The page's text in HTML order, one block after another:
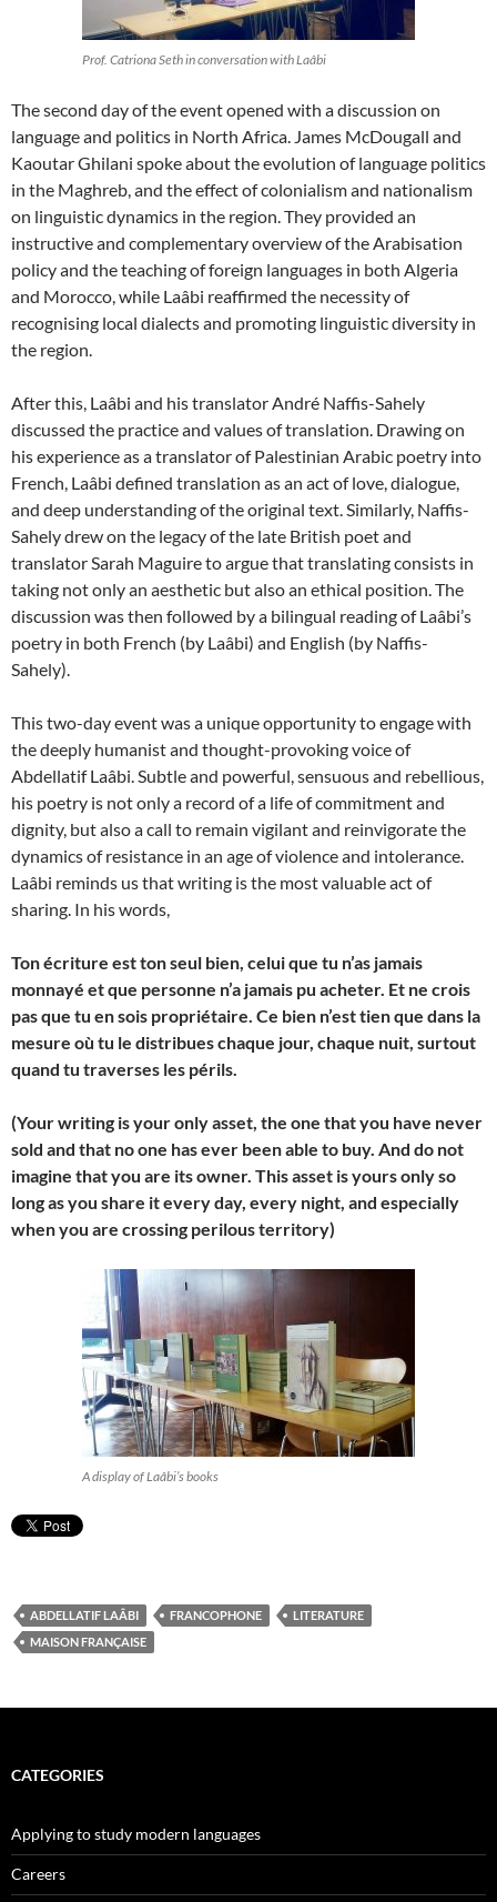
Prof. Catriona Seth in conversation with Laâbi
The second day of the event opened with a discussion on
language and politics in North Africa. James McDougall and
Kaoutar Ghilani spoke about the evolution of language politics
in the Maghreb, and the effect of colonialism and nationalism
on linguistic dynamics in the region. They provided an
instructive and complementary overview of the Arabisation
policy and the teaching of foreign languages in both Algeria
and Morocco, while Laâbi reaffirmed the necessity of
recognising local dialects and promoting linguistic diversity in
the region.
After this, Laâbi and his translator André Naffis-Sahely
discussed the practice and values of translation. Drawing on
his experience as a translator of Palestinian Arabic poetry into
French, Laâbi defined translation as an act of love, dialogue,
and deep understanding of the original text. Similarly, Naffis-
Sahely drew on the legacy of the late British poet and
translator Sarah Maguire to argue that translating consists in
taking not only an aesthetic but also an ethical position. The
discussion was then followed by a bilingual reading of Laâbi’s
poetry in both French (by Laâbi) and English (by Naffis-
Sahely).
This two-day event was a unique opportunity to engage with
the deeply humanist and thought-provoking voice of
Abdellatif Laâbi. Subtle and powerful, sensuous and rebellious,
his poetry is not only a record of a life of commitment and
dignity, but also a call to remain vigilant and reinvigorate the
dynamics of resistance in an age of violence and intolerance.
Laâbi reminds us that writing is the most valuable act of
sharing. In his words,
Ton écriture est ton seul bien, celui que tu n’as jamais
monnayé et que personne n’a jamais pu acheter. Et ne crois
pas que tu en sois propriétaire. Ce bien n’est tien que dans la
mesure où tu le distribues chaque jour, chaque nuit, surtout
quand tu traverses les périls.
(Your writing is your only asset, the one that you have never
sold and that no one has ever been able to buy. And do not
imagine that you are its owner. This asset is yours only so
long as you share it every day, every night, and especially
when you are crossing perilous territory)
A display of Laâbi’s books
ABDELLATIF LAÂBI FRANCOPHONE
LITERATURE
MAISON FRANÇAISE
CATEGORIES
Applying to study modern languages
Careers